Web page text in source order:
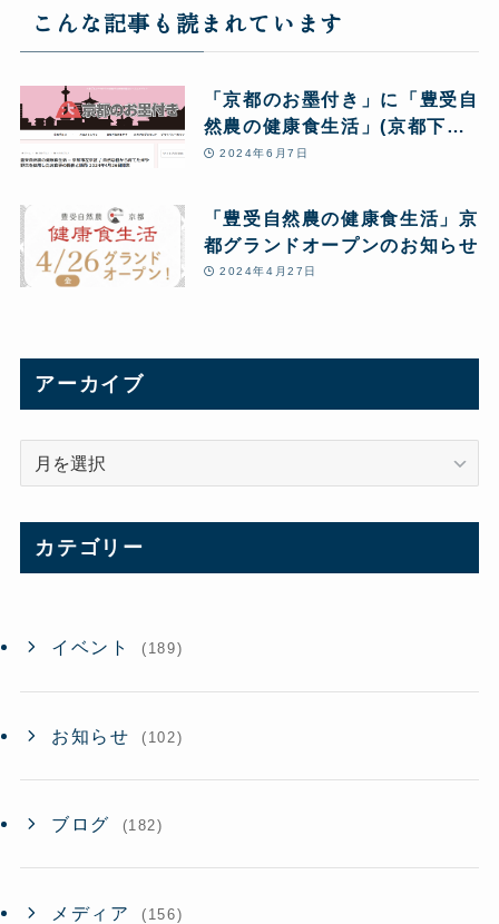
こんな記事も読まれています
「京都のお墨付き」に「豊受自
然農の健康食生活」(京都下鴨
店)が紹介されました
2024年6月7日
「豊受自然農の健康食生活」京
都グランドオープンのお知らせ
2024年4月27日
アーカイブ
ブ
カテゴリー
イベント (189)
お知らせ (102)
ブログ (182)
メディア (156)